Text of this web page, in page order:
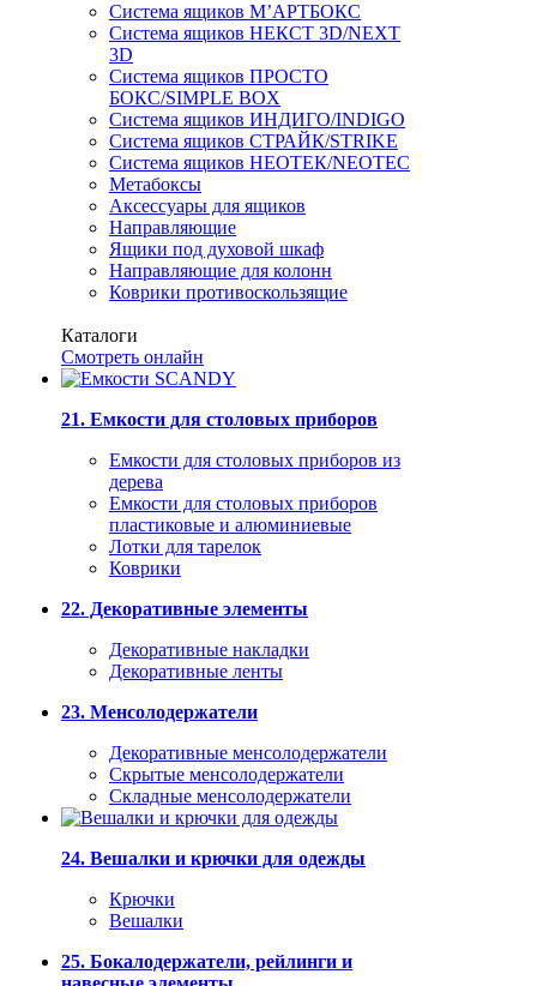
Система ящиков М’АРТБОКС
Система ящиков НЕКСТ 3D/NEXT
3D
Система ящиков ПРОСТО
БОКС/SIMPLE BOX
Система ящиков ИНДИГО/INDIGO
Система ящиков СТРАЙК/STRIKE
Система ящиков НЕОТЕК/NEOTEC
Метабоксы
Аксессуары для ящиков
Направляющие
Ящики под духовой шкаф
Направляющие для колонн
Коврики противоскользящие
Каталоги
Смотреть онлайн
21. Емкости для столовых приборов
Емкости для столовых приборов из
дерева
Емкости для столовых приборов
пластиковые и алюминиевые
Лотки для тарелок
Коврики
22. Декоративные элементы
Декоративные накладки
Декоративные ленты
23. Менсолодержатели
Декоративные менсолодержатели
Скрытые менсолодержатели
Складные менсолодержатели
24. Вешалки и крючки для одежды
Крючки
Вешалки
25. Бокалодержатели, рейлинги и